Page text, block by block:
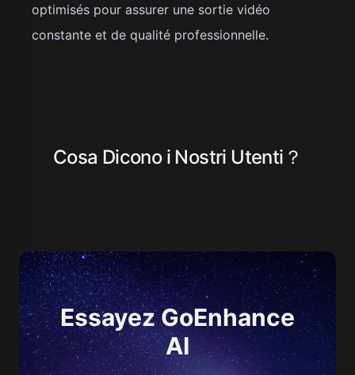
optimisés pour assurer une sortie vidéo
constante et de qualité professionnelle.
Cosa Dicono i Nostri Utenti？
Essayez GoEnhance
AI